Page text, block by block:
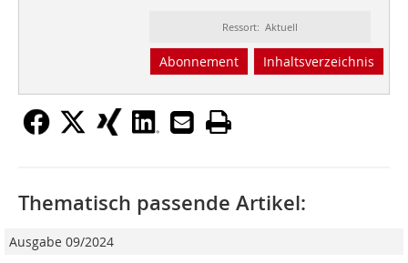
Ressort: Aktuell
Abonnement Inhaltsverzeichnis
Thematisch passende Artikel:
Ausgabe 09/2024